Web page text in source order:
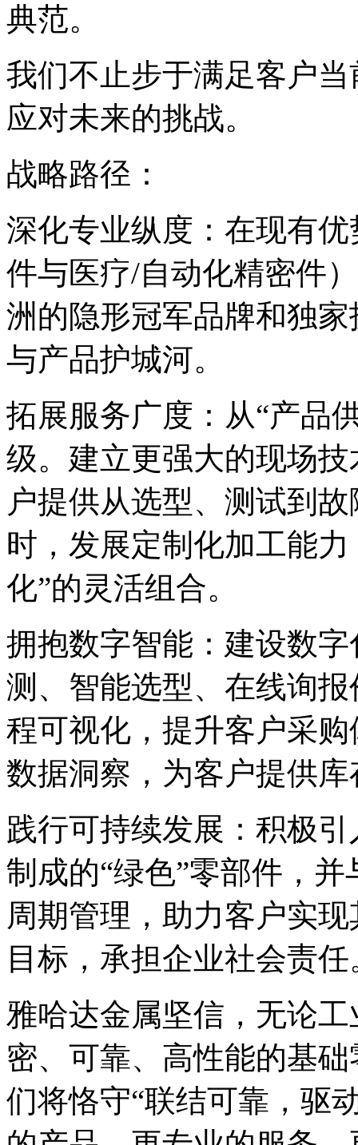
典范。
我们不止步于满足客户
应对未来的挑战。
战略路径：
深化专业纵度：在现有
件与医疗/自动化精密件
洲的隐形冠军品牌和独
与产品护城河。
拓展服务广度：从“产品
级。建立更强大的现场
户提供从选型、测试到
时，发展定制化加工能
化”的灵活组合。
拥抱数字智能：建设数
测、智能选型、在线询
程可视化，提升客户采
数据洞察，为客户提供
践行可持续发展：积极
制成的“绿色”零部件，
周期管理，助力客户实
目标，承担企业社会责任
雅哈达金属坚信，无论
密、可靠、高性能的基
们将恪守“联结可靠，驱